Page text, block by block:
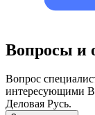
Вопросы и
Вопрос
интересующими
Деловая Русь.